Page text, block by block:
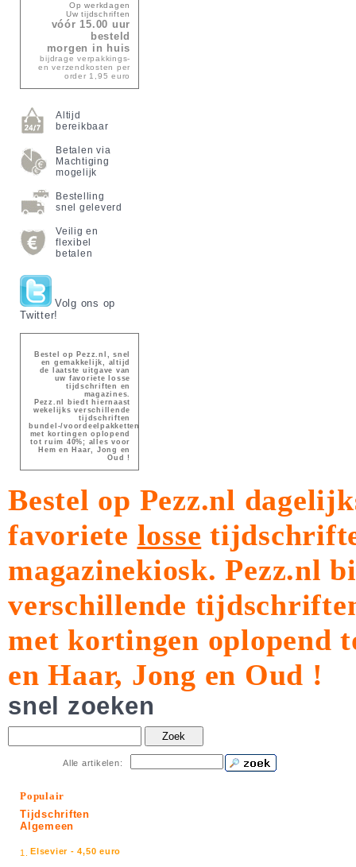
Op werkdagen
Uw tijdschriften
vóór 15.00 uur
besteld
morgen in huis
bijdrage verpakkings-
en verzendkosten per
order 1,95 euro
Altijd
bereikbaar
Betalen via
Machtiging
mogelijk
Bestelling
snel geleverd
Veilig en
flexibel
betalen
Volg ons op
Twitter!
Bestel op Pezz.nl, snel
en gemakkelijk, altijd
de laatste uitgave van
uw favoriete losse
tijdschriften en
magazines.
Pezz.nl biedt hiernaast
wekelijks verschillende
tijdschriften
bundel-/voordeelpakketten
met kortingen oplopend
tot ruim 40%; alles voor
Hem en Haar, Jong en
Oud !
Bestel op Pezz.nl
favoriete losse
magazinekiosk.Pezz.nl
verschillende
met kortingen oplopend
en Haar, Jong en Oud !
snel zoeken
Zoek
Alle artikelen:
Populair
Tijdschriften
Algemeen
1. Elsevier - 4,50 euro